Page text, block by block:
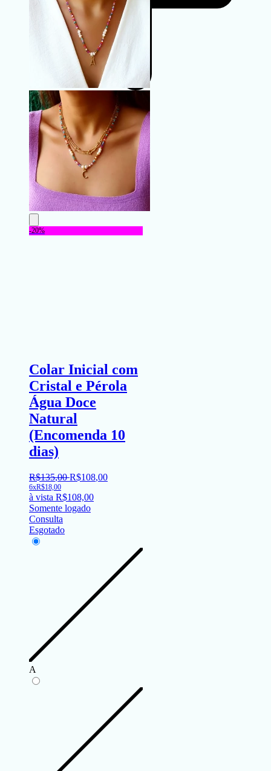
-20%
Colar Inicial com
Cristal e Pérola
Água Doce
Natural
(Encomenda 10
dias)
R$135,00 R$108,00
6xR$18,00
à vista R$108,00
Somente logado
Consulta
Esgotado
A